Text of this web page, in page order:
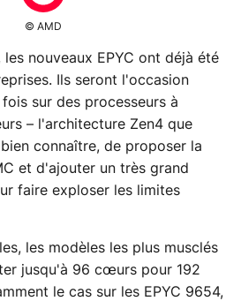
© AMD
nouveaux EPYC ont déjà été
Ils seront l'occasion
sur des processeurs à
– l'architecture Zen4 que
connaître, de proposer la
et d'ajouter un très grand
faire exploser les limites
les modèles les plus musclés
jusqu'à 96 cœurs pour 192
le cas sur les EPYC 9654,